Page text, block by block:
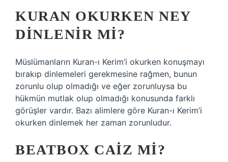
KURAN OKURKEN NEY
DINLENIR MI?
Müslümanların Kuran-ı Kerim’i okurken konuşmayı
bırakıp dinlemeleri gerekmesine rağmen, bunun
zorunlu olup olmadığı ve eğer zorunluysa bu
hükmün mutlak olup olmadığı konusunda farklı
görüşler vardır. Bazı alimlere göre Kuran-ı Kerim’i
okurken dinlemek her zaman zorunludur.
BEATBOX CAIZ MI?